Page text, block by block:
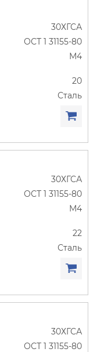
30ХГСА
ОСТ 1 31155-80
М4
20
Сталь
30ХГСА
ОСТ 1 31155-80
М4
22
Сталь
30ХГСА
ОСТ 1 31155-80